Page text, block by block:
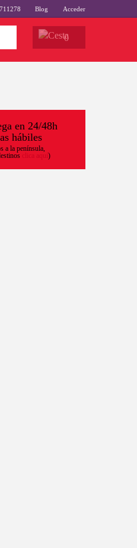
Blog Acceder
0
en 24/48h
hábiles
a la península,
clica aquí)